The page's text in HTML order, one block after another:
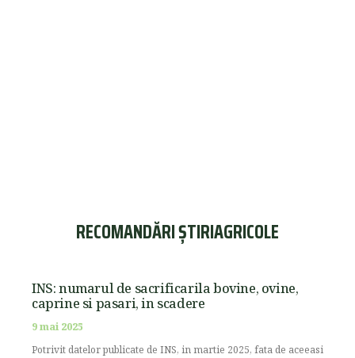
RECOMANDĂRI ȘTIRIAGRICOLE
INS: numarul de sacrificarila bovine, ovine,
caprine si pasari, in scadere
9 mai 2025
Potrivit datelor publicate de INS, in martie 2025, fata de aceeasi